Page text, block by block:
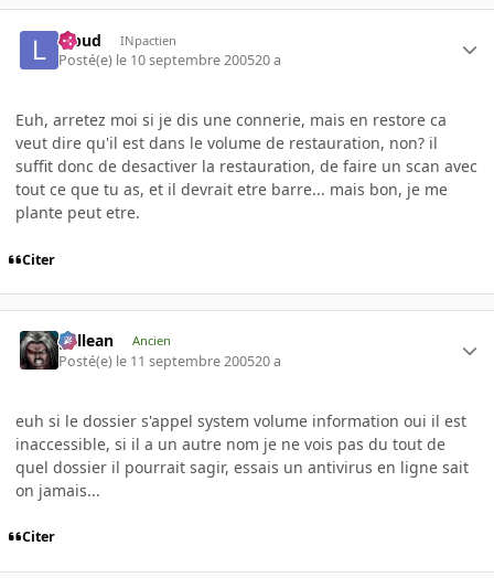
lebud INpactien
Posté(e) le 10 septembre 200520 a
Euh, arretez moi si je dis une connerie, mais en restore ca
veut dire qu'il est dans le volume de restauration, non? il
suffit donc de desactiver la restauration, de faire un scan avec
tout ce que tu as, et il devrait etre barre... mais bon, je me
plante peut etre.
Citer
gallean Ancien
Posté(e) le 11 septembre 200520 a
euh si le dossier s'appel system volume information oui il est
inaccessible, si il a un autre nom je ne vois pas du tout de
quel dossier il pourrait sagir, essais un antivirus en ligne sait
on jamais...
Citer